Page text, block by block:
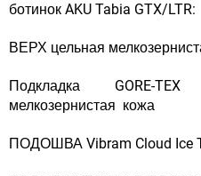
ботинок AKU Tabia GTX/LTR:
ВЕРХ цельная
Подкладка GORE-
мелкозернистая кожа
ПОДОШВА Vibram Cloud Ice